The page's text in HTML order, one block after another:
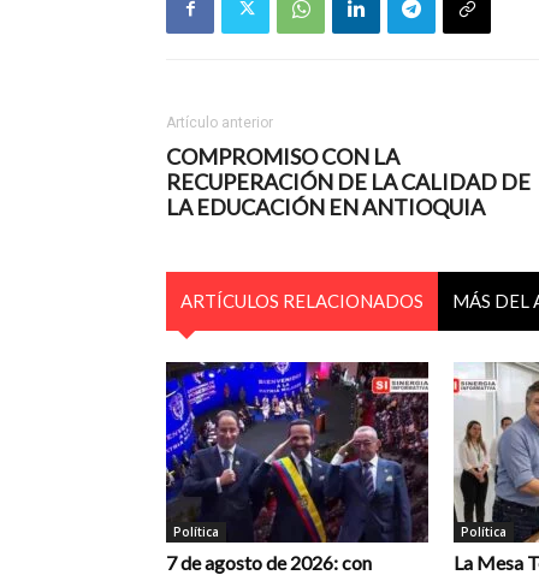
Artículo anterior
COMPROMISO CON LA
RECUPERACIÓN DE LA CALIDAD DE
LA EDUCACIÓN EN ANTIOQUIA
ARTÍCULOS RELACIONADOS MÁS DEL
Política
7 de agosto de 2026: con
Política
La Mesa